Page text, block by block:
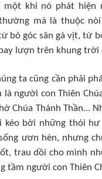
một khi nó phát hiện
mà là thuộc
bỏ góc sân gà vịt, từ
lượn trên khung trời
ta cũng cần phải
là người con Thiên
Chúa Thánh Thần…
kéo bởi những thói hư
ươn hèn, nhưng
trau dồi cho mình
tầm người con Thiên